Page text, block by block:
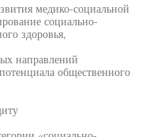
медико-социальной
социально-
здоровья,
направлений
общественного